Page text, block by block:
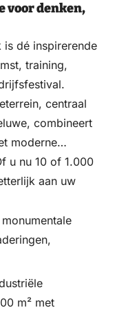
voor denken,
is dé inspirerende
training,
centraal
combineert
moderne
u nu 10 of 1.000
aan uw
monumentale
m² met